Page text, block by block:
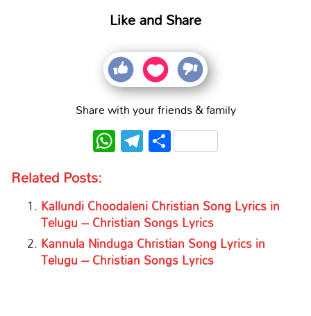
Like and Share
Share with your friends & family
WhatsApp
Telegram
Share
Related Posts:
Kallundi Choodaleni Christian Song Lyrics in
Telugu – Christian Songs Lyrics
Kannula Ninduga Christian Song Lyrics in
Telugu – Christian Songs Lyrics